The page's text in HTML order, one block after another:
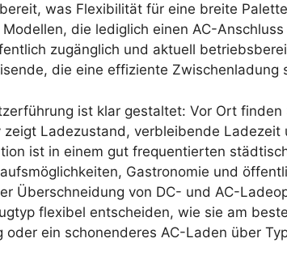
was Flexibilität für eine breite
Modellen, die lediglich einen AC-
zugänglich und aktuell
die eine effiziente Zwischenladung
ist klar gestaltet: Vor Ort
zeigt Ladezustand, verbleibende
ist in einem gut frequentierten
Gastronomie und
Überschneidung von DC- und AC-
flexibel entscheiden, wie sie am
oder ein schonenderes AC-Laden über